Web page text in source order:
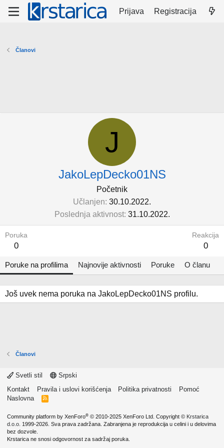
Prijava Registracija
Članovi
J
JakoLepDecko01NS
Početnik
Učlanjen 30.10.2022.
Poslednja aktivnost 31.10.2022.
Poruka
0
Reakcija
0
Poruke na profilima Najnovije aktivnosti Poruke O članu
Još uvek nema poruka na JakoLepDecko01NS profilu.
Članovi
Svetli stil
Srpski
Kontakt
Pravila i uslovi korišćenja Politika privatnosti
Pomoć
Naslovna
R
Community platform by XenForo® © 2010-2025 XenForo Ltd. Copyright © Krstarica
d.o.o. 1999-2026. Sva prava zadržana. Zabranjena je reprodukcija u celini i u delovima
bez dozvole.
Krstarica ne snosi odgovornost za sadržaj poruka.